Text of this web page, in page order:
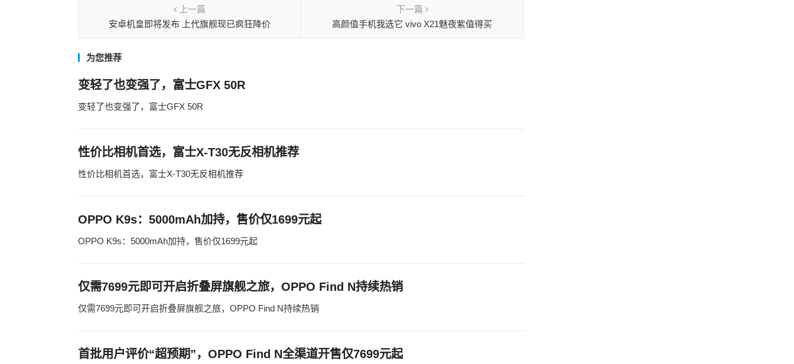
上一篇
安卓机皇即将发布 上代旗舰现已疯狂降价
下一篇
高颜值手机我选它 vivo X21魅夜紫值得买
为您推荐
变轻了也变强了，富士GFX 50R
变轻了也变强了，富士GFX 50R
性价比相机首选，富士X-T30无反相机推荐
性价比相机首选，富士X-T30无反相机推荐
OPPO K9s：5000mAh加持，售价仅1699元起
OPPO K9s：5000mAh加持，售价仅1699元起
仅需7699元即可开启折叠屏旗舰之旅，OPPO Find N持续热销
仅需7699元即可开启折叠屏旗舰之旅，OPPO Find N持续热销
首批用户评价“超预期”，OPPO Find N全渠道开售仅7699元起